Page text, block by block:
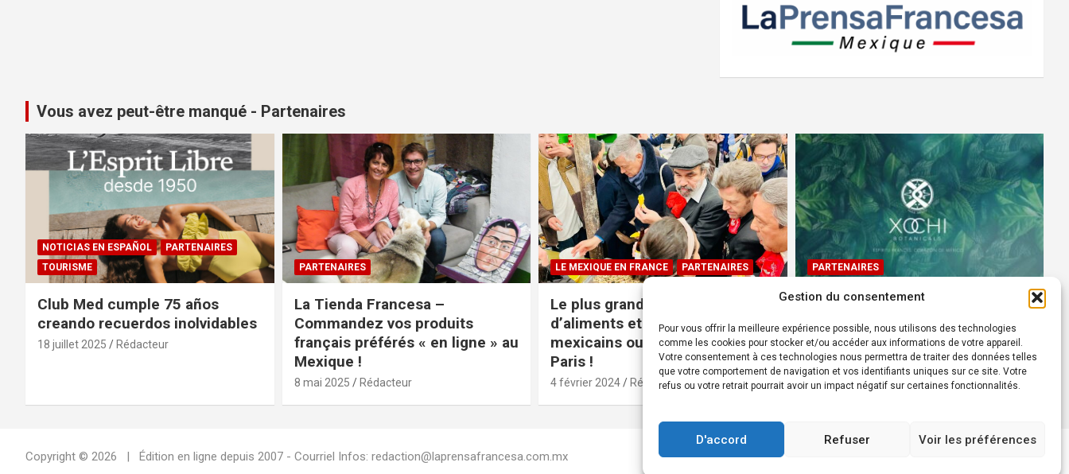
Gestion du consentement
Pour vous offrir la meilleure expérience possible, nous utilisons des technologies
comme les cookies pour stocker et/ou accéder aux informations de votre appareil.
Votre consentement à ces technologies nous permettra de traiter des données telles
que votre comportement de navigation et vos identifiants uniques sur ce site. Votre
refus ou votre retrait pourrait avoir un impact négatif sur certaines fonctionnalités.
D'accord Refuser Voir les préférences
Vous avez peut-être manqué - Partenaires
NOTICIAS EN ESPAÑOL
PARTENAIRES
TOURISME
Club Med cumple 75 años
creando recuerdos inolvidables
18 juillet 2025 Rédacteur
PARTENAIRES
La Tienda Francesa –
Commandez vos produits
français préférés « en ligne » au
Mexique !
8 mai 2025 Rédacteur
LE MEXIQUE EN FRANCE PARTENAIRES
Le plus grand magasin
d’aliments et produits
mexicains ouvre ses portes à
Paris !
4 février 2024 Rédacteur
PARTENAIRES
Devenez Ambassadeur XOCHI
BOTANICALS – « El espíritu
francés con corazón de
México! »
24 août 2022 Rédacteur
Copyright © 2026 Édition en ligne depuis 2007 - Courriel Infos: redaction@laprensafrancesa.com.mx